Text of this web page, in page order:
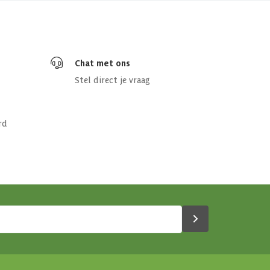
Chat met ons
Stel direct je vraag